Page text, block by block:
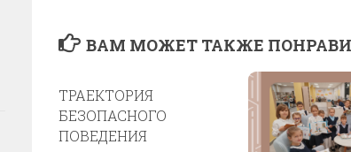
ВАМ МОЖЕТ ТАКЖЕ
ТРАЕКТОРИЯ
БЕЗОПАСНОГО
ПОВЕДЕНИЯ